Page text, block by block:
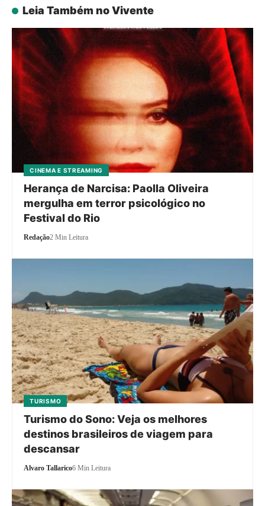
Leia Também no Vivente
CINEMA E STREAMING
Herança de Narcisa: Paolla Oliveira
mergulha em terror psicológico no
Festival do Rio
Redação2 Min Leitura
TURISMO
Turismo do Sono: Veja os melhores
destinos brasileiros de viagem para
descansar
Alvaro Tallarico6 Min Leitura